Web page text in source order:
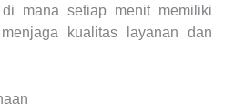
mana setiap menit memiliki
kualitas layanan dan